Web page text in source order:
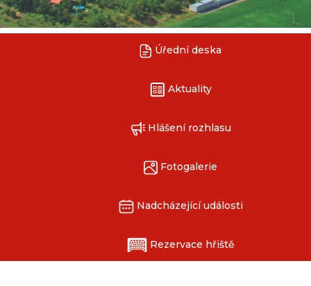
Úřední deska
Aktuality
Hlášení rozhlasu
Fotogalerie
Nadcházející události
Rezervace hřiště